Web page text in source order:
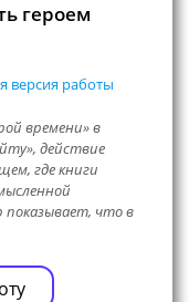
героем
версия работы
времени» в
действие
где книги
что в